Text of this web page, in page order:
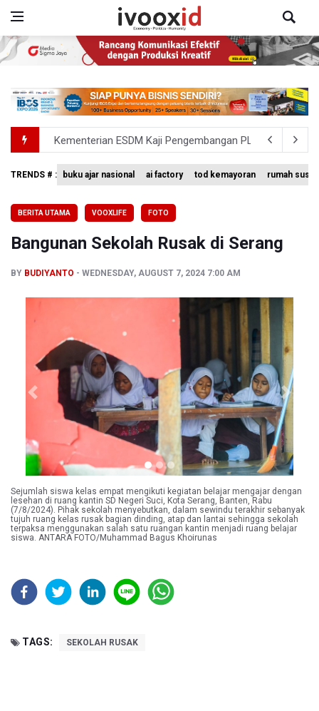
Kementerian ESDM Kaji Pengembangan PLTS
BRIN Kembangkan Teknologi Modifikasi Cuaca hingga
Terkait Temuan 995 Pucuk Senjata, Yayasan Sekolah:
KPK Terima Permintaan Kejaksaan Agung Periksa
TRENDS # : buku ajar nasional ai factory tod kemayoran rumah
BERITA UTAMA VOOXLIFE FOTO
Bangunan Sekolah Rusak di Serang
BY BUDIYANTO WEDNESDAY, AUGUST 7, 2024 7:00 AM
Previous Next
Sejumlah siswa kelas empat mengikuti kegiatan belajar mengajar dengan
lesehan di ruang kantin SD Negeri Suci, Kota Serang, Banten, Rabu
(7/8/2024). Pihak sekolah menyebutkan, dalam sewindu terakhir sebanyak
tujuh ruang kelas rusak bagian dinding, atap dan lantai sehingga sekolah
terpaksa menggunakan salah satu ruangan kantin menjadi ruang belajar
siswa. ANTARA FOTO/Muhammad Bagus Khoirunas
TAGS: SEKOLAH RUSAK